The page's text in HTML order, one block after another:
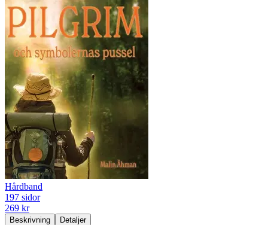
Hårdband
197 sidor
269 kr
Beskrivning Detaljer